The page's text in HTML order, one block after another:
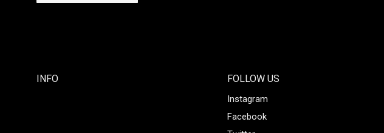
INFO FOLLOW US
Instagram
Facebook